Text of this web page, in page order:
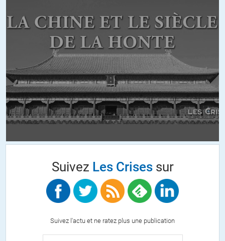
dans le Golfe d’Aden. Encore un événement qui n’a fait réagir
personne dans la « communauté internationale ».
ALERTER
Alfred//09.07.2018 à 09h34
Le net bruissait effectivement de cette tentative il y a un ou deux
mois mais j’ai lu depuis qu’ils avaient connu quelques déboires à
Socotra aussi. Avez vous des informations nouvelles, récentes
voire précises? Il est très difficile de trouver la moindre information
weilan//09.07.2018 à 13h29
Non, désolé de ne pouvoir fournir des informations récentes.
Suivez Les Crisessur
Suivez l'actu et ne ratez plus une publication